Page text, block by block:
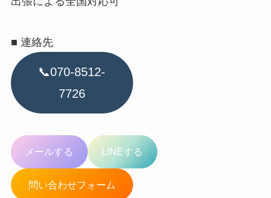
■ 連絡先
📞070-8512-
7726
メールする LINEする
問い合わせフォーム